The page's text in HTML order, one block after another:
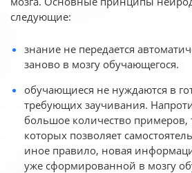
следующие:
знание не передается
заново в мозгу обучающегося.
обучающиеся не нуждаются в
требующих заучивания.
большое количество
которых позволяет
иное правило, новая
уже сформированной в мозгу